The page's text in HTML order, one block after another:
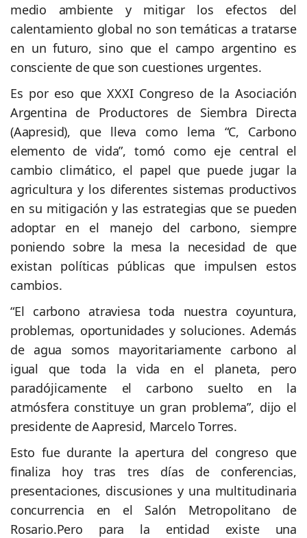
medio ambiente y mitigar los efectos del
calentamiento global no son temáticas a tratarse
en un futuro, sino que el campo argentino es
consciente de que son cuestiones urgentes.
Es por eso que XXXI Congreso de la Asociación
Argentina de Productores de Siembra Directa
(Aapresid), que lleva como lema “C, Carbono
elemento de vida”, tomó como eje central el
cambio climático, el papel que puede jugar la
agricultura y los diferentes sistemas productivos
en su mitigación y las estrategias que se pueden
adoptar en el manejo del carbono, siempre
poniendo sobre la mesa la necesidad de que
existan políticas públicas que impulsen estos
cambios.
“El carbono atraviesa toda nuestra coyuntura,
problemas, oportunidades y soluciones. Además
de agua somos mayoritariamente carbono al
igual que toda la vida en el planeta, pero
paradójicamente el carbono suelto en la
atmósfera constituye un gran problema”, dijo el
presidente de Aapresid, Marcelo Torres.
Esto fue durante la apertura del congreso que
finaliza hoy tras tres días de conferencias,
presentaciones, discusiones y una multitudinaria
concurrencia en el Salón Metropolitano de
Rosario.Pero para la entidad existe una